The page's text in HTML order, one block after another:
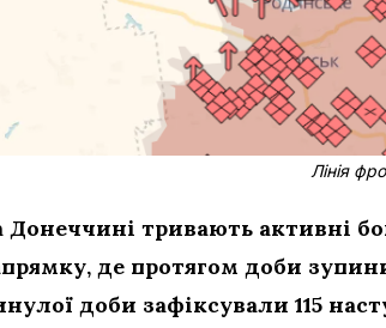
Лінія
Донеччині тривають активні
де протягом доби
доби зафіксували 115